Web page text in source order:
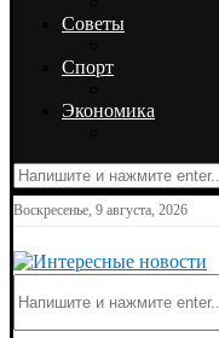
Советы
Спорт
Экономика
Воскресенье, 9 августа, 2026